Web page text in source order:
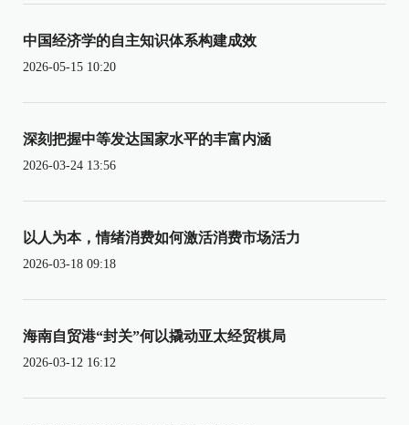
中国经济学的自主知识体系构建成效
2026-05-15 10:20
深刻把握中等发达国家水平的丰富内涵
2026-03-24 13:56
以人为本，情绪消费如何激活消费市场活力
2026-03-18 09:18
海南自贸港“封关”何以撬动亚太经贸棋局
2026-03-12 16:12